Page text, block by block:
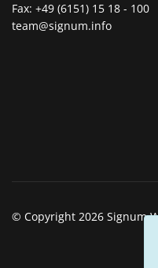
Fax: +49 (6151) 15 18 - 100
team@signum.info
© Copyright 2026 Signum